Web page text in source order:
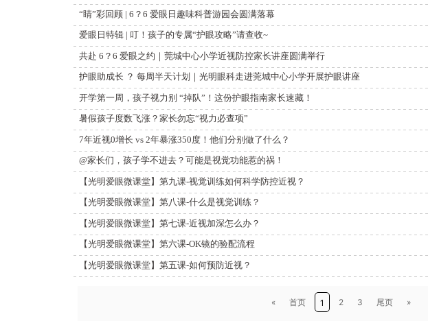
“睛”彩回顾 | 6？6 爱眼日趣味科普游园会圆满落幕
爱眼日特辑 | 叮！孩子的专属“护眼攻略”请查收~
共赴 6？6 爱眼之约｜莞城中心小学近视防控家长讲座圆满举行
护眼助成长 ？ 每周半天计划｜光明眼科走进莞城中心小学开展护眼讲座
开学第一周，孩子视力别 “掉队”！这份护眼指南家长速藏！
暑假孩子度数飞涨？家长勿忘“视力必查项”
7年近视0增长 vs 2年暴涨350度！他们分别做了什么？
@家长们，孩子学不进去？可能是视觉功能惹的祸！
【光明爱眼微课堂】第九课-视觉训练如何科学防控近视？
【光明爱眼微课堂】第八课-什么是视觉训练？
【光明爱眼微课堂】第七课-近视加深怎么办？
【光明爱眼微课堂】第六课-OK镜的验配流程
【光明爱眼微课堂】第五课-如何预防近视？
« 首页 1 2 3 尾页 »